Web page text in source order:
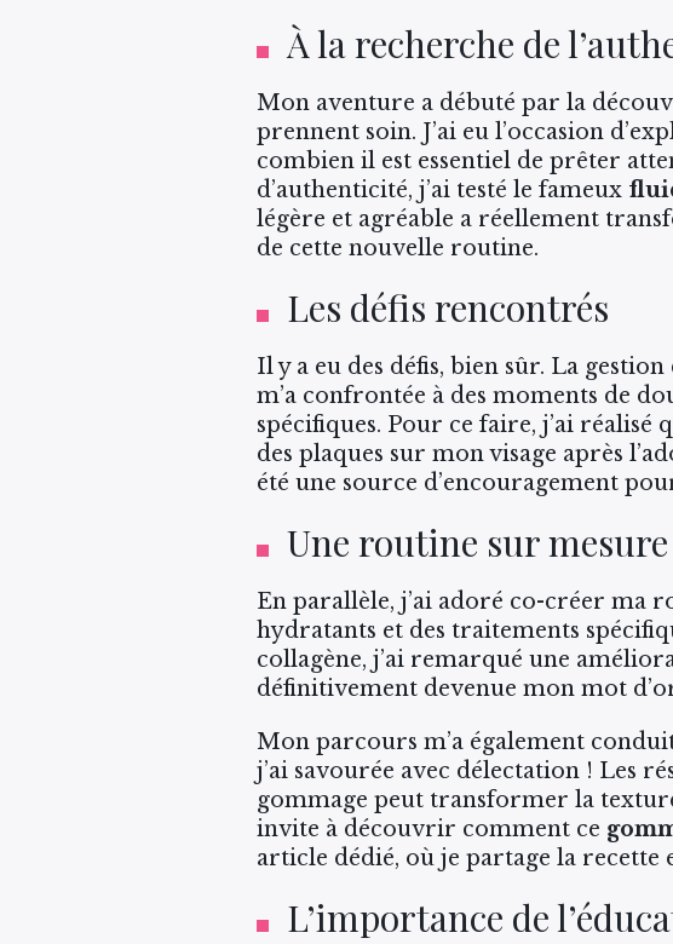
À la recherche de
Mon aventure a débuté par la
prennent soin. J’ai eu l’occasion
combien il est essentiel de prêter
d’authenticité, j’ai testé le fameux
légère et agréable a réellement
de cette nouvelle routine.
Les défis rencontrés
Il y a eu des défis, bien sûr. La
m’a confrontée à des moments de
spécifiques. Pour ce faire, j’ai
des plaques sur mon visage après
été une source d’encouragement
Une routine sur mesure
En parallèle, j’ai adoré co-créer ma
hydratants et des traitements
collagène, j’ai remarqué une
définitivement devenue mon mot
Mon parcours m’a également
j’ai savourée avec délectation ! Les
gommage peut transformer la
invite à découvrir comment ce
article dédié, où je partage la recette
L’importance de